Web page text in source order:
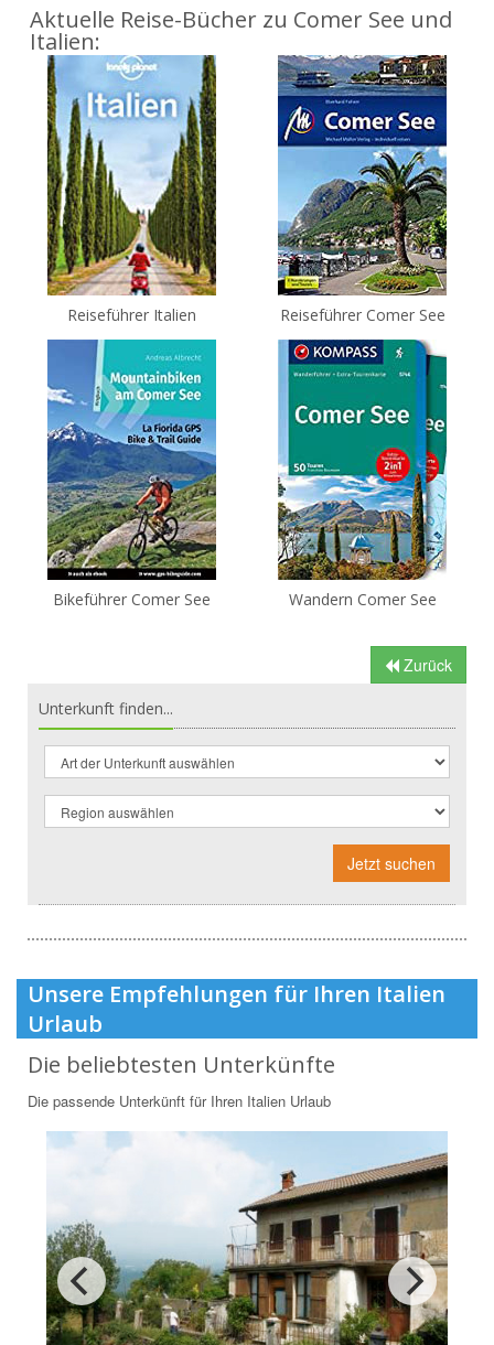
Aktuelle Reise-Bücher zu Comer See und
Italien:
Reiseführer Italien Reiseführer Comer See
Bikeführer Comer See Wandern Comer See
Zurück
Unterkunft finden...
Jetzt suchen
Unsere Empfehlungen für Ihren Italien
Urlaub
Die beliebtesten Unterkünfte
Die passende Unterkünft für Ihren Italien Urlaub